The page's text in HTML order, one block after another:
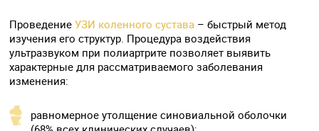
ПроведениеУЗИ коленного сустава – быстрый метод
изучения его структур. Процедура воздействия
ультразвуком при полиартрите позволяет выявить
характерные для рассматриваемого заболевания
изменения:
равномерное утолщение синовиальной оболочки